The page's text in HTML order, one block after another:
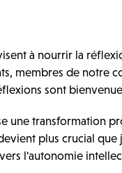
à nourrir la
membres de notre
sont
une transformation
plus crucial que
l'autonomie